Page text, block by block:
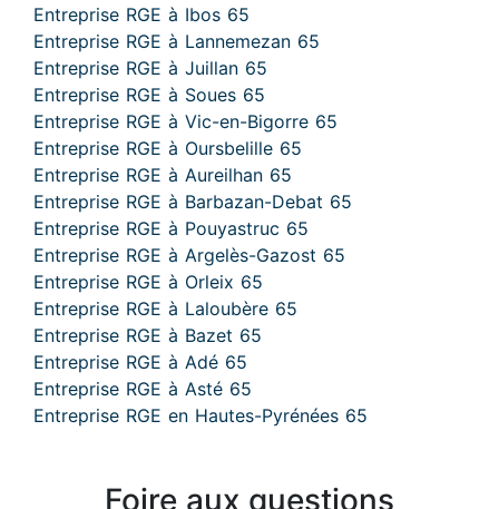
Entreprise RGE à Ibos 65
Entreprise RGE à Lannemezan 65
Entreprise RGE à Juillan 65
Entreprise RGE à Soues 65
Entreprise RGE à Vic-en-Bigorre 65
Entreprise RGE à Oursbelille 65
Entreprise RGE à Aureilhan 65
Entreprise RGE à Barbazan-Debat 65
Entreprise RGE à Pouyastruc 65
Entreprise RGE à Argelès-Gazost 65
Entreprise RGE à Orleix 65
Entreprise RGE à Laloubère 65
Entreprise RGE à Bazet 65
Entreprise RGE à Adé 65
Entreprise RGE à Asté 65
Entreprise RGE en Hautes-Pyrénées 65
Foire aux questions